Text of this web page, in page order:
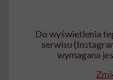
Do wyświetlenia
serwisu
wymagana